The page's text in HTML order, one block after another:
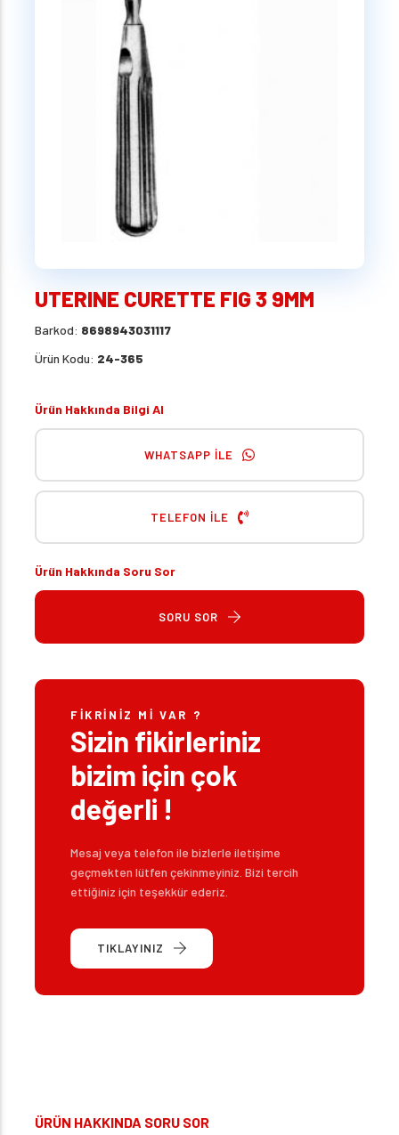
UTERINE CURETTE FIG 3 9MM
Barkod: 8698943031117
Ürün Kodu: 24-365
Ürün Hakkında Bilgi Al
WHATSAPP İLE
TELEFON İLE
Ürün Hakkında Soru Sor
SORU SOR
FIKRINIZ MI VAR ?
Sizin fikirleriniz
bizim için çok
değerli !
Mesaj veya telefon ile bizlerle iletişime
geçmekten lütfen çekinmeyiniz. Bizi tercih
ettiğiniz için teşekkür ederiz.
TIKLAYINIZ
ÜRÜN HAKKINDA SORU SOR